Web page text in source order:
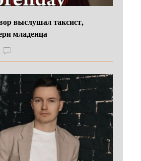
выслушал таксист,
младенца